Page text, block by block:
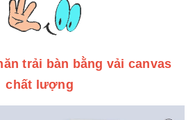
trải bàn bằng vải canvas
chất lượng